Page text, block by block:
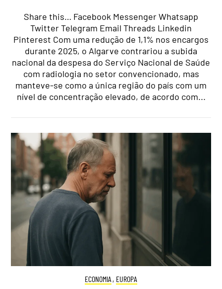
Share this… Facebook Messenger Whatsapp
Twitter Telegram Email Threads Linkedin
Pinterest Com uma redução de 1,1% nos encargos
durante 2025, o Algarve contrariou a subida
nacional da despesa do Serviço Nacional de Saúde
com radiologia no setor convencionado, mas
manteve-se como a única região do país com um
nível de concentração elevado, de acordo com...
ECONOMIA , EUROPA